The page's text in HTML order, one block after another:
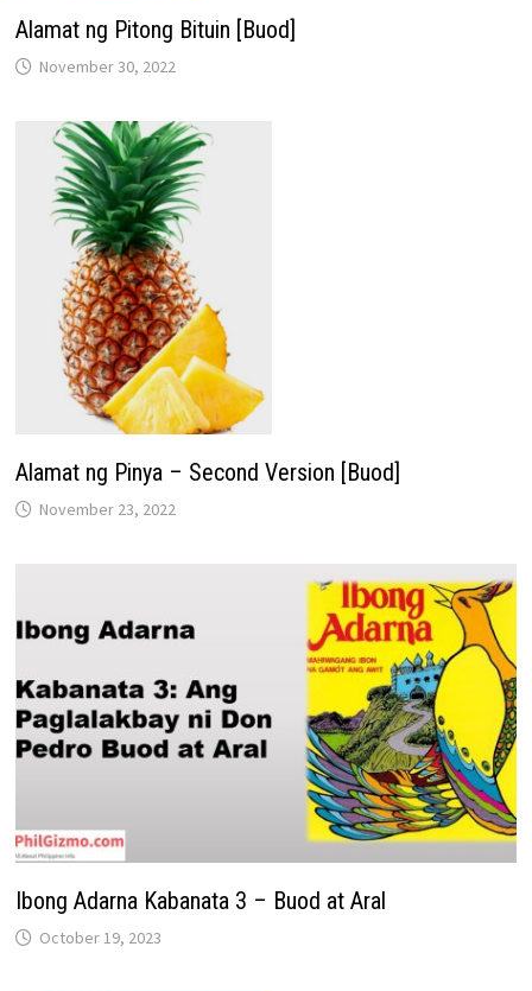
Alamat ng Pitong Bituin [Buod]
November 30, 2022
Alamat ng Pinya – Second Version [Buod]
November 23, 2022
Ibong Adarna Kabanata 3 – Buod at Aral
October 19, 2023